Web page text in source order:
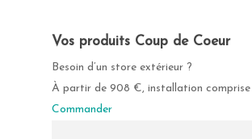
Vos produits Coup de Coeur
Besoin d’un store extérieur ?
À partir de 908 €, installation comprise
Commander